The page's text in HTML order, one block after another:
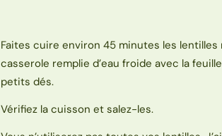
Faites cuire environ 45 minutes les
casserole remplie d’eau froide avec la
petits dés.
Vérifiez la cuisson et salez-les.